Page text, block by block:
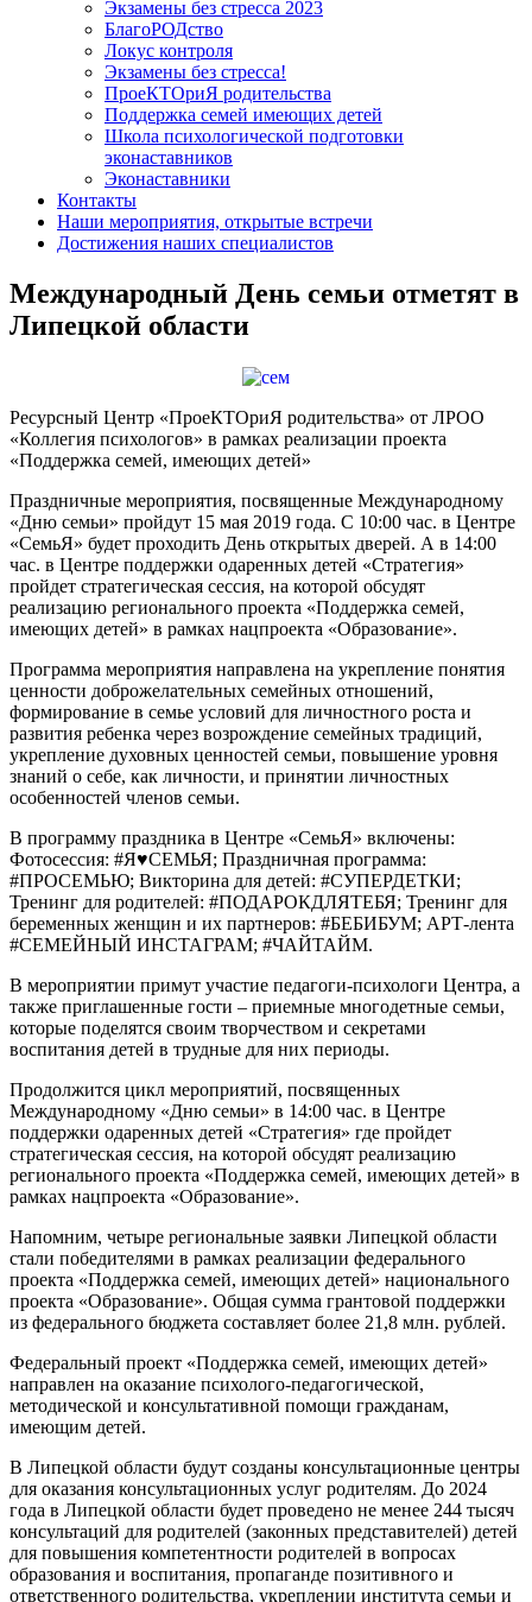
Экзамены без стресса 2023
БлагоРОДство
Локус контроля
Экзамены без стресса!
ПроеКТОриЯ родительства
Поддержка семей имеющих детей
Школа психологической подготовки
эконаставников
Эконаставники
Контакты
Наши мероприятия, открытые встречи
Достижения наших специалистов
Международный День семьи отметят в
Липецкой области
Ресурсный Центр «ПроеКТОриЯ родительства» от ЛРОО
«Коллегия психологов» в рамках реализации проекта
«Поддержка семей, имеющих детей»
Праздничные мероприятия, посвященные Международному
«Дню семьи» пройдут 15 мая 2019 года. С 10:00 час. в Центре
«СемьЯ» будет проходить День открытых дверей. А в 14:00
час. в Центре поддержки одаренных детей «Стратегия»
пройдет стратегическая сессия, на которой обсудят
реализацию регионального проекта «Поддержка семей,
имеющих детей» в рамках нацпроекта «Образование».
Программа мероприятия направлена на укрепление понятия
ценности доброжелательных семейных отношений,
формирование в семье условий для личностного роста и
развития ребенка через возрождение семейных традиций,
укрепление духовных ценностей семьи, повышение уровня
знаний о себе, как личности, и принятии личностных
особенностей членов семьи.
В программу праздника в Центре «СемьЯ» включены:
Фотосессия: #Я♥СЕМЬЯ; Праздничная программа:
#ПРOСЕМЬЮ; Викторина для детей: #СУПЕРДЕТКИ;
Тренинг для родителей: #ПОДАРОКДЛЯТЕБЯ; Тренинг для
беременных женщин и их партнеров: #БЕБИБУМ; АРТ-лента
#СЕМЕЙНЫЙ ИНСТАГРАМ; #ЧАЙТАЙМ.
В мероприятии примут участие педагоги-психологи Центра, а
также приглашенные гости – приемные многодетные семьи,
которые поделятся своим творчеством и секретами
воспитания детей в трудные для них периоды.
Продолжится цикл мероприятий, посвященных
Международному «Дню семьи» в 14:00 час. в Центре
поддержки одаренных детей «Стратегия» где пройдет
стратегическая сессия, на которой обсудят реализацию
регионального проекта «Поддержка семей, имеющих детей» в
рамках нацпроекта «Образование».
Напомним, четыре региональные заявки Липецкой области
стали победителями в рамках реализации федерального
проекта «Поддержка семей, имеющих детей» национального
проекта «Образование». Общая сумма грантовой поддержки
из федерального бюджета составляет более 21,8 млн. рублей.
Федеральный проект «Поддержка семей, имеющих детей»
направлен на оказание психолого-педагогической,
методической и консультативной помощи гражданам,
имеющим детей.
В Липецкой области будут созданы консультационные центры
для оказания консультационных услуг родителям. До 2024
года в Липецкой области будет проведено не менее 244 тысяч
консультаций для родителей (законных представителей) детей
для повышения компетентности родителей в вопросах
образования и воспитания, пропаганде позитивного и
ответственного родительства, укреплении института семьи и